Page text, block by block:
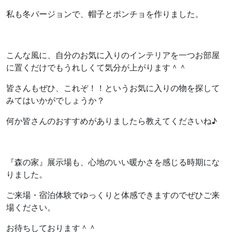
私も冬バージョンで、帽子とポンチョを作りました。
こんな風に、自分のお気に入りのインテリアを一つお部屋
に置くだけでもうれしくて気分が上がります＾＾
皆さんもぜひ、これぞ！！というお気に入りの物を探して
みてはいかがでしょうか？
何か皆さんのおすすめがありましたら教えてくださいね♪
『森の家』展示場も、心地のいい暖かさを感じる時期にな
りました。
ご来場・宿泊体験でゆっくりと体感できますのでぜひご来
場ください。
お待ちしております＾＾